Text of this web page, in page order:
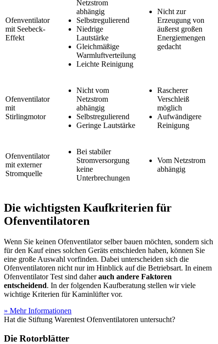
Ofenventilator
mit Seebeck-
Effekt
Netzstrom
abhängig
Selbstregulierend
Niedrige
Lautstärke
Gleichmäßige
Warmluftverteilung
Leichte Reinigung
Nicht zur
Erzeugung von
äußerst großen
Energiemengen
gedacht
Ofenventilator
mit
Stirlingmotor
Nicht vom
Netzstrom
abhängig
Selbstregulierend
Geringe Lautstärke
Rascherer
Verschleiß
möglich
Aufwändigere
Reinigung
Ofenventilator
mit externer
Stromquelle
Bei stabiler
Stromversorgung
keine
Unterbrechungen
Vom Netzstrom
abhängig
Die wichtigsten Kaufkriterien für
Ofenventilatoren
Wenn Sie keinen Ofenventilator selber bauen möchten, sondern sich
für den Kauf eines solchen Geräts entschieden haben, können Sie
eine große Auswahl vorfinden. Dabei unterscheiden sich die
Ofenventilatoren nicht nur im Hinblick auf die Betriebsart. In einem
Ofenventilator Test sind daherauch andere Faktoren
entscheidend. In der folgenden Kaufberatung stellen wir viele
wichtige Kriterien für Kaminlüfter vor.
» Mehr Informationen
Hat die Stiftung Warentest Ofenventilatoren untersucht?
Die Rotorblätter